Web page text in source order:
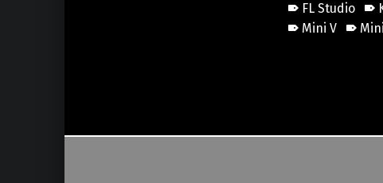
FL Studio
Mini V
Post navigation